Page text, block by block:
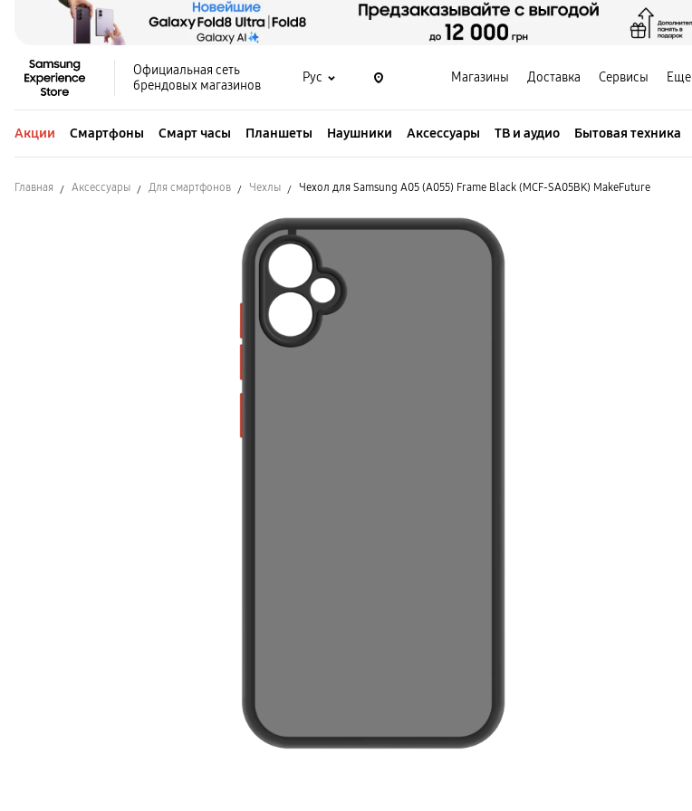
Официальная сеть
брендовых магазинов
Рус Магазины Доставка Сервисы Еще
Акции Смартфоны Смарт часы Планшеты Наушники Аксессуары ТВ и аудио Бытовая техника
Главная Аксессуары Для смартфонов Чехлы Чехол для Samsung A05 (A055) Frame Black (MCF-SA05BK) MakeFuture